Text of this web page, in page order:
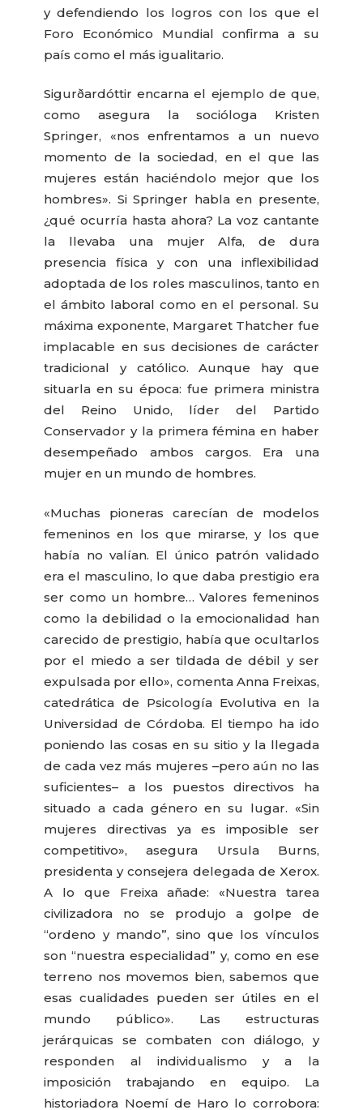
y defendiendo los logros con los que el
Foro Económico Mundial confirma a su
país como el más igualitario.
Sigurðardóttir encarna el ejemplo de que,
como asegura la socióloga Kristen
Springer, «nos enfrentamos a un nuevo
momento de la sociedad, en el que las
mujeres están haciéndolo mejor que los
hombres». Si Springer habla en presente,
¿qué ocurría hasta ahora? La voz cantante
la llevaba una mujer Alfa, de dura
presencia física y con una inflexibilidad
adoptada de los roles masculinos, tanto en
el ámbito laboral como en el personal. Su
máxima exponente, Margaret Thatcher fue
implacable en sus decisiones de carácter
tradicional y católico. Aunque hay que
situarla en su época: fue primera ministra
del Reino Unido, líder del Partido
Conservador y la primera fémina en haber
desempeñado ambos cargos. Era una
mujer en un mundo de hombres.
«Muchas pioneras carecían de modelos
femeninos en los que mirarse, y los que
había no valían. El único patrón validado
era el masculino, lo que daba prestigio era
ser como un hombre… Valores femeninos
como la debilidad o la emocionalidad han
carecido de prestigio, había que ocultarlos
por el miedo a ser tildada de débil y ser
expulsada por ello», comenta Anna Freixas,
catedrática de Psicología Evolutiva en la
Universidad de Córdoba. El tiempo ha ido
poniendo las cosas en su sitio y la llegada
de cada vez más mujeres –pero aún no las
suficientes– a los puestos directivos ha
situado a cada género en su lugar. «Sin
mujeres directivas ya es imposible ser
competitivo», asegura Ursula Burns,
presidenta y consejera delegada de Xerox.
A lo que Freixa añade: «Nuestra tarea
civilizadora no se produjo a golpe de
“ordeno y mando”, sino que los vínculos
son “nuestra especialidad” y, como en ese
terreno nos movemos bien, sabemos que
esas cualidades pueden ser útiles en el
mundo público». Las estructuras
jerárquicas se combaten con diálogo, y
responden al individualismo y a la
imposición trabajando en equipo. La
historiadora Noemí de Haro lo corrobora: